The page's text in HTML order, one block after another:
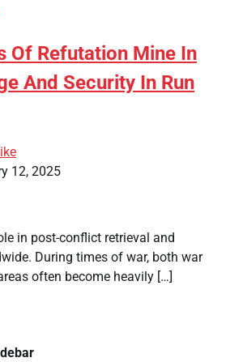
Of Refutation Mine In
And Security In Run
12, 2025
in post-conflict retrieval and
During times of war, both war
often become heavily […]